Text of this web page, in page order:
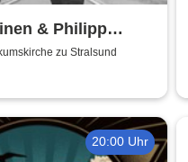
& Philipp
Konzert in
Strasund
zu Stralsund
20:00 Uhr